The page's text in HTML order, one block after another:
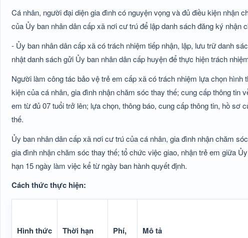
Cá nhân, người đại diện gia đình có nguyện vọng và đủ điều kiện nhận
của Ủy ban nhân dân cấp xã nơi cư trú để lập danh sách đăng ký nhận
- Ủy ban nhân dân cấp xã có trách nhiệm tiếp nhận, lập, lưu trữ danh
nhật danh sách gửi Ủy ban nhân dân cấp huyện để thực hiện trách
Người làm công tác bảo vệ trẻ em cấp xã có trách nhiệm lựa chọn
kiện của cá nhân, gia đình nhận chăm sóc thay thế; cung cấp thông
em từ đủ 07 tuổi trở lên; lựa chọn, thông báo, cung cấp thông tin, hồ
thế.
Ủy ban nhân dân cấp xã nơi cư trú của cá nhân, gia đình nhận chăm
gia đình nhận chăm sóc thay thế; tổ chức việc giao, nhận trẻ em giữa
hạn 15 ngày làm việc kể từ ngày ban hành quyết định.
Cách thức thực hiện:
Hình thức
Thời hạn
Phí,
Mô tả